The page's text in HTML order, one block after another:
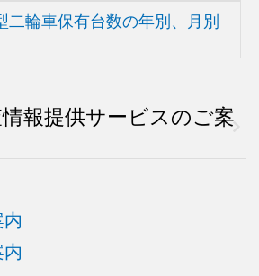
二輪車保有台数の年別、月別
報提供サービスのご案